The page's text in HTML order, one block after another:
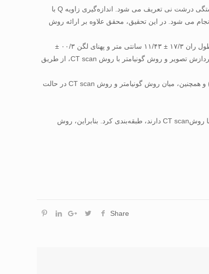
سابقه و هدف: زاویه Q به عنوان زاویه حاده بین دو خط فرضی ترسیم شده از خار خاصره قدامی فوقانی به مرکز کشکک و از مرکز کشکک به برجستگی درشت نی تعریف می شود. اندازه‌گیری زاویه Q با
می شود. در این تحقیق، محقق علاوه بر ارائه روش
مواد و روش‌ها: بدین منظور زاویه Q نه نمونه (هیجده زانو) با میانگین و انحراف استاندارد سن ۲۴/۲ ± ۵۵/۲۳ (سال)، وزن ۴۷/۱۰±۰۰/۷۳ (کیلوگرم)، طول ران ۱۷/۳ ± ۱۱/۴۳ سانتی متر و پهنای لگن ۰۰/۳ ±
۶۶/۳۹ با استفاده از روشCT scan، روش ابداعی پردازش تصویر و روش گونیامتر در وضعیت طاق باز محاسبه و میزان همبستگی بین روش ابداعی پردازش تصویر و روش گونیامتر با روش CT scan، از طریق
یافته‌ها: یافته های تحقیق ،رابطه معنی داری را بین زوایای Q بدست آمده از روش ابداعی پردازش تصویر و روشCT scan در حالت طاق باز (۹۲/۰r=) و همچنین، میان روش گونیامتر و روش CT scan در حالت
نتیجه گیری: بر اساس نتایج بدست آمده از این تحقیق، می توان وسایل به کار برده شده برای محاسبه زوایه Q زانو را بر اساس میزان همبستگی که با روشCT scan دارند، طبقه‌بندی کرد. بنابراین، روش
Share